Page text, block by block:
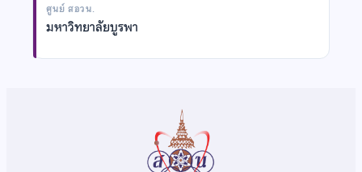
ศูนย์ สอวน.
มหาวิทยาลัยบูรพา